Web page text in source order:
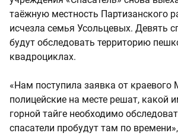
таёжную местность Партизанского
исчезла семья Усольцевых. Девять
будут обследовать территорию
квадроциклах.
«Нам поступила заявка от
полицейские на месте решат, какой
горной тайге необходимо
спасатели пробудут там по